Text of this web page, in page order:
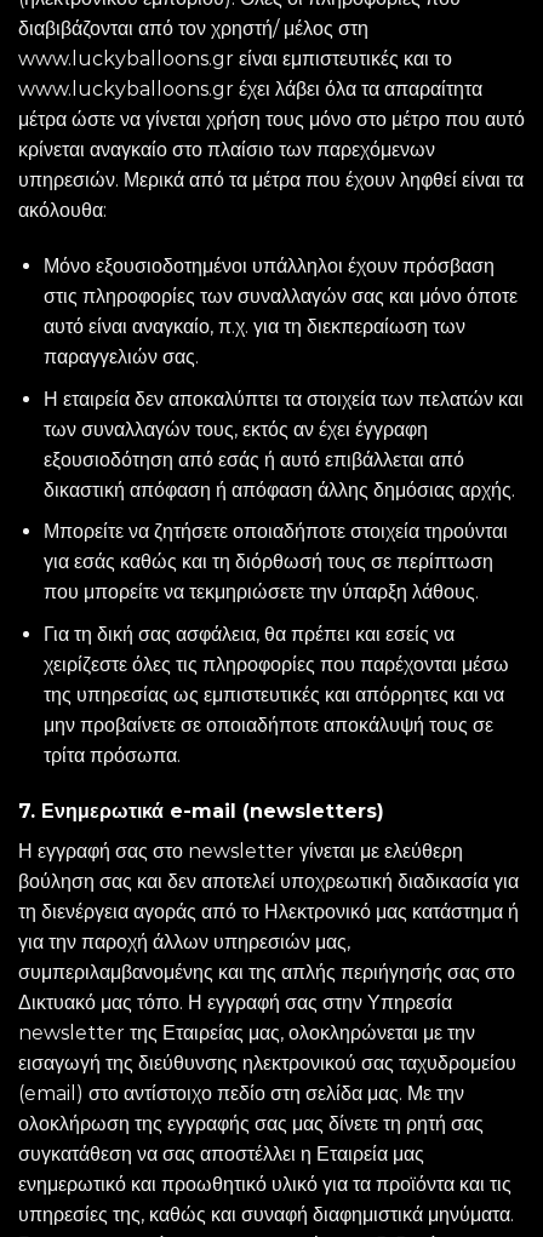
διαβιβάζονται από τον χρηστή/ μέλος στη
www.luckyballoons.gr είναι εμπιστευτικές και το
www.luckyballoons.gr έχει λάβει όλα τα απαραίτητα
μέτρα ώστε να γίνεται χρήση τους μόνο στο μέτρο που αυτό
κρίνεται αναγκαίο στο πλαίσιο των παρεχόμενων
υπηρεσιών. Μερικά από τα μέτρα που έχουν ληφθεί είναι τα
ακόλουθα:
Μόνο εξουσιοδοτημένοι υπάλληλοι έχουν πρόσβαση
στις πληροφορίες των συναλλαγών σας και μόνο όποτε
αυτό είναι αναγκαίο, π.χ. για τη διεκπεραίωση των
παραγγελιών σας.
Η εταιρεία δεν αποκαλύπτει τα στοιχεία των πελατών και
των συναλλαγών τους, εκτός αν έχει έγγραφη
εξουσιοδότηση από εσάς ή αυτό επιβάλλεται από
δικαστική απόφαση ή απόφαση άλλης δημόσιας αρχής.
Μπορείτε να ζητήσετε οποιαδήποτε στοιχεία τηρούνται
για εσάς καθώς και τη διόρθωσή τους σε περίπτωση
που μπορείτε να τεκμηριώσετε την ύπαρξη λάθους.
Για τη δική σας ασφάλεια, θα πρέπει και εσείς να
χειρίζεστε όλες τις πληροφορίες που παρέχονται μέσω
της υπηρεσίας ως εμπιστευτικές και απόρρητες και να
μην προβαίνετε σε οποιαδήποτε αποκάλυψή τους σε
τρίτα πρόσωπα.
7. Ενημερωτικά e-mail (newsletters)
Η εγγραφή σας στο newsletter γίνεται με ελεύθερη
βούληση σας και δεν αποτελεί υποχρεωτική διαδικασία για
τη διενέργεια αγοράς από το Ηλεκτρονικό μας κατάστημα ή
για την παροχή άλλων υπηρεσιών μας,
συμπεριλαμβανομένης και της απλής περιήγησής σας στο
Δικτυακό μας τόπο. Η εγγραφή σας στην Υπηρεσία
newsletter της Εταιρείας μας, ολοκληρώνεται με την
εισαγωγή της διεύθυνσης ηλεκτρονικού σας ταχυδρομείου
(email) στο αντίστοιχο πεδίο στη σελίδα μας. Με την
ολοκλήρωση της εγγραφής σας μας δίνετε τη ρητή σας
συγκατάθεση να σας αποστέλλει η Εταιρεία μας
ενημερωτικό και προωθητικό υλικό για τα προϊόντα και τις
υπηρεσίες της, καθώς και συναφή διαφημιστικά μηνύματα.